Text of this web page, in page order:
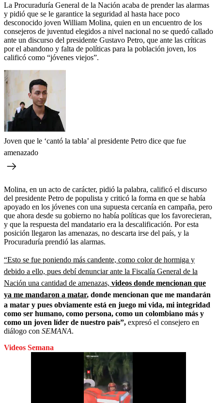
La Procuraduría General de la Nación acaba de prender las alarmas
y pidió que se le garantice la seguridad al hasta hace poco
desconocido joven William Molina, quien en un encuentro de los
consejeros de juventud elegidos a nivel nacional no se quedó callado
ante un discurso del presidente Gustavo Petro, que ante las críticas
por el abandono y falta de políticas para la población joven, los
calificó como “jóvenes viejos”.
Joven que le ‘cantó la tabla’ al presidente Petro dice que fue
amenazado
Molina, en un acto de carácter, pidió la palabra, calificó el discurso
del presidente Petro de populista y criticó la forma en que se había
apoyado en los jóvenes con una supuesta cercanía en campaña, pero
que ahora desde su gobierno no había políticas que los favorecieran,
y que la respuesta del mandatario era la descalificación. Por esta
posición llegaron las amenazas, no descarta irse del país, y la
Procuraduría prendió las alarmas.
“Esto se fue poniendo más candente, como color de hormiga y
debido a ello, pues debí denunciar ante la Fiscalía General de la
Nación una cantidad de amenazas, videos donde mencionan que
ya me mandaron a matar, donde mencionan que me mandarán
a matar y pues obviamente está en juego mi vida, mi integridad
como ser humano, como persona, como un colombiano más y
como un joven líder de nuestro país”, expresó el consejero en
diálogo con SEMANA.
Videos Semana